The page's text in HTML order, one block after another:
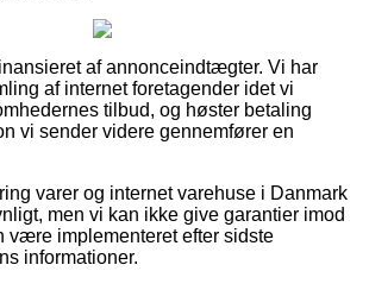
af annonceindtægter. Vi har
af internet foretagender idet vi
tilbud, og høster betaling
vi sender videre gennemfører en
varer og internet varehuse i Danmark
men vi kan ikke give garantier imod
være implementeret efter sidste
informationer.